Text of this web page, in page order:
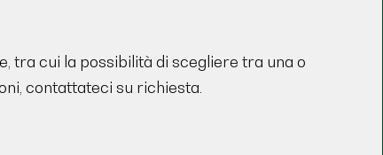
tra cui la possibilità di scegliere tra una o
contattateci su richiesta.